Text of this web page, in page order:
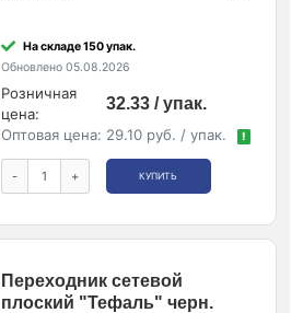
На складе 150 упак.
Обновлено 05.08.2026
Розничная
цена:
32.33 / упак.
Оптовая цена: 29.10 руб. / упак. !
- + КУПИТЬ
Переходник сетевой
плоский "Тефаль" черн.